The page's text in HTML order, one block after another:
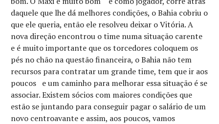
daquele que lhe dá melhores condições, o Bahia cobriu o
que ele queria, então ele resolveu deixar o Vitória. A
nova direção encontrou o time numa situação carente
e é muito importante que os torcedores coloquem os
pés no chão na questão financeira, o Bahia não tem
recursos para contratar um grande time, tem que ir aos
poucos e um caminho para melhorar essa situação é se
associar. Existem sócios com maiores condições que
estão se juntando para conseguir pagar o salário de um
novo centroavante e assim, aos poucos, vamos